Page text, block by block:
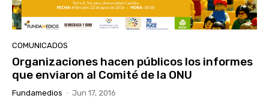
COMUNICADOS
Organizaciones hacen públicos los informes
que enviaron al Comité de la ONU
Fundamedios - Jun 17, 2016